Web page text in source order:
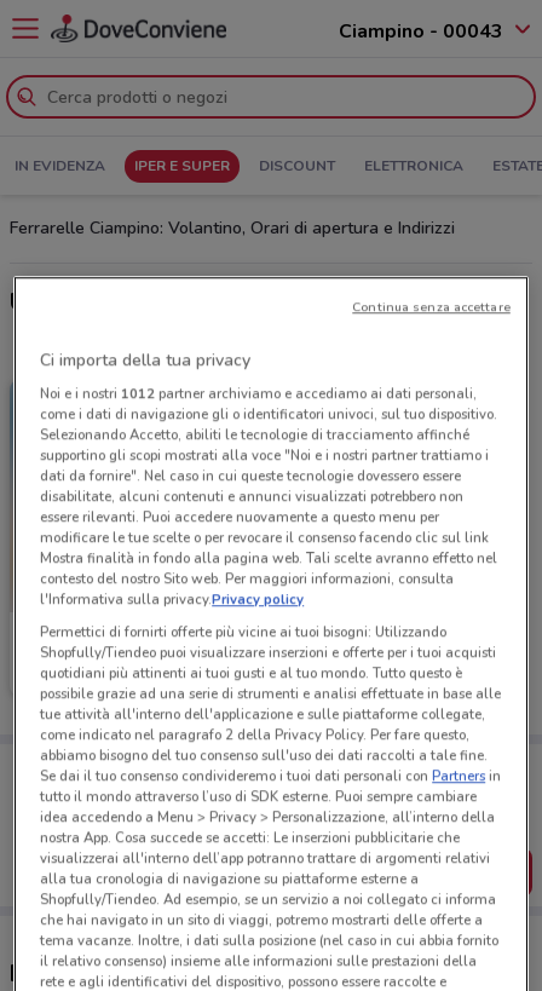
Ciampino - 00043
IN EVIDENZA IPER E SUPER DISCOUNT ELETTRONICA
Ferrarelle Ciampino: Volantino, Orari di apertura e Indirizzi
Ultime offerte del volantino Ferrarelle
Ferrarelle
Scade il 16/08 247 m
Porta DoveConviene sempre con te!
Puoi trovare le migliori offerte dei negozi vicino a te,
salvarle e creare la tua lista del risparmio, comodamente
dal tuo cellulare.
SCARICA L’APP
Negozi Ferrarelle a Ciampino
Ci importa della tua privacy
Noi e i nostri 1012partner archiviamo e accediamo ai dati personali,
come i dati di navigazione gli o identificatori univoci, sul tuo dispositivo.
Selezionando Accetto, abiliti le tecnologie di tracciamento affinché
supportino gli scopi mostrati alla voce "Noi e i nostri partner trattiamo i
dati da fornire". Nel caso in cui queste tecnologie dovessero essere
disabilitate, alcuni contenuti e annunci visualizzati potrebbero non
essere rilevanti. Puoi accedere nuovamente a questo menu per
modificare le tue scelte o per revocare il consenso facendo clic sul link
Mostra finalità in fondo alla pagina web. Tali scelte avranno effetto nel
contesto del nostro Sito web. Per maggiori informazioni, consulta
l'Informativa sulla privacy.Privacy policy
Permettici di fornirti offerte più vicine ai tuoi bisogni: Utilizzando
Shopfully/Tiendeo puoi visualizzare inserzioni e offerte per i tuoi acquisti
quotidiani più attinenti ai tuoi gusti e al tuo mondo. Tutto questo è
possibile grazie ad una serie di strumenti e analisi effettuate in base alle
tue attività all'interno dell'applicazione e sulle piattaforme collegate,
come indicato nel paragrafo 2 della Privacy Policy. Per fare questo,
abbiamo bisogno del tuo consenso sull'uso dei dati raccolti a tale fine.
Se dai il tuo consenso condivideremo i tuoi dati personali conPartnersin
tutto il mondo attraverso l’uso di SDK esterne. Puoi sempre cambiare
idea accedendo a Menu > Privacy > Personalizzazione, all’interno della
nostra App. Cosa succede se accetti: Le inserzioni pubblicitarie che
visualizzerai all'interno dell’app potranno trattare di argomenti relativi
alla tua cronologia di navigazione su piattaforme esterne a
Shopfully/Tiendeo. Ad esempio, se un servizio a noi collegato ci informa
che hai navigato in un sito di viaggi, potremo mostrarti delle offerte a
tema vacanze. Inoltre, i dati sulla posizione (nel caso in cui abbia fornito
il relativo consenso) insieme alle informazioni sulle prestazioni della
rete e agli identificativi del dispositivo, possono essere raccolte e
Continua senza accettare